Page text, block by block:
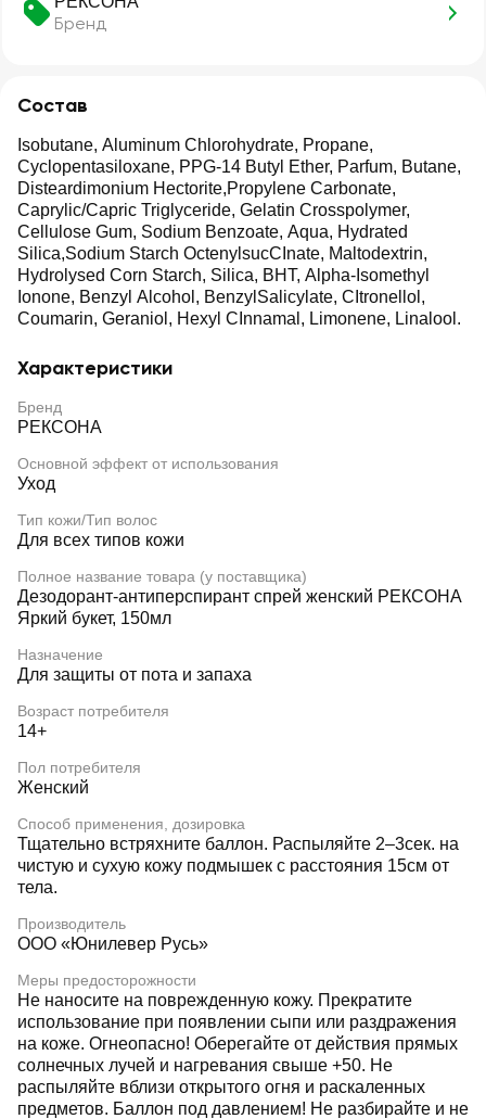
Бренд
Состав
Isobutane, Aluminum Chlorohydrate, Propane,
Cyclopentasiloxane, PPG-14 Butyl Ether, Parfum, Butane,
Disteardimonium Hectorite,Propylene Carbonate,
Caprylic/Capric Triglyceride, Gelatin Crosspolymer,
Cellulose Gum, Sodium Benzoate, Aqua, Hydrated
Silica,Sodium Starch OctenylsucCInate, Maltodextrin,
Hydrolysed Corn Starch, Silica, BHT, Alpha-Isomethyl
Ionone, Benzyl Alcohol, BenzylSalicylate, CItronellol,
Coumarin, Geraniol, Hexyl CInnamal, Limonene, Linalool.
Характеристики
Бренд
РЕКСОНА
Основной эффект от использования
Уход
Тип кожи/Тип волос
Для всех типов кожи
Полное название товара (у поставщика)
Дезодорант-антиперспирант спрей женский РЕКСОНА
Яркий букет, 150мл
Назначение
Для защиты от пота и запаха
Возраст потребителя
14+
Пол потребителя
Женский
Способ применения, дозировка
Тщательно встряхните баллон. Распыляйте 2–3сек. на
чистую и сухую кожу подмышек с расстояния 15см от
тела.
Производитель
ООО «Юнилевер Русь»
Меры предосторожности
Не наносите на поврежденную кожу. Прекратите
использование при появлении сыпи или раздражения
на коже. Огнеопасно! Оберегайте от действия прямых
солнечных лучей и нагревания свыше +50. Не
распыляйте вблизи открытого огня и раскаленных
предметов. Баллон под давлением! Не разбирайте и не